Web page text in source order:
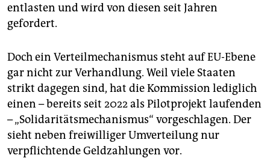
entlasten und wird von diesen seit Jahren
gefordert.
Doch ein Verteilmechanismus steht auf EU-Ebene
gar nicht zur Verhandlung. Weil viele Staaten
strikt dagegen sind, hat die Kommission lediglich
einen – bereits seit 2022 als Pilotprojekt laufenden
– „Solidaritätsmechanismus“ vorgeschlagen. Der
sieht neben freiwilliger Umverteilung nur
verpflichtende Geldzahlungen vor.